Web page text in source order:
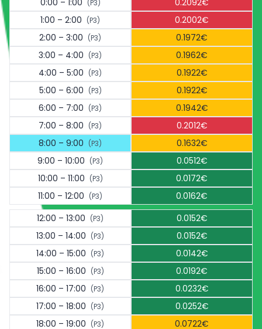
0:00 – 1:00 (P3)
0.2092€
1:00 – 2:00 (P3)
0.2002€
2:00 – 3:00 (P3)
0.1972€
3:00 – 4:00 (P3)
0.1962€
4:00 – 5:00 (P3)
0.1922€
5:00 – 6:00 (P3)
0.1922€
6:00 – 7:00 (P3)
0.1942€
7:00 – 8:00 (P3)
0.2012€
8:00 – 9:00 (P3)
0.1632€
9:00 – 10:00 (P3)
0.0512€
10:00 – 11:00 (P3)
0.0172€
11:00 – 12:00 (P3)
0.0162€
12:00 – 13:00 (P3)
0.0152€
13:00 – 14:00 (P3)
0.0152€
14:00 – 15:00 (P3)
0.0142€
15:00 – 16:00 (P3)
0.0192€
16:00 – 17:00 (P3)
0.0232€
17:00 – 18:00 (P3)
0.0252€
18:00 – 19:00 (P3)
0.0722€